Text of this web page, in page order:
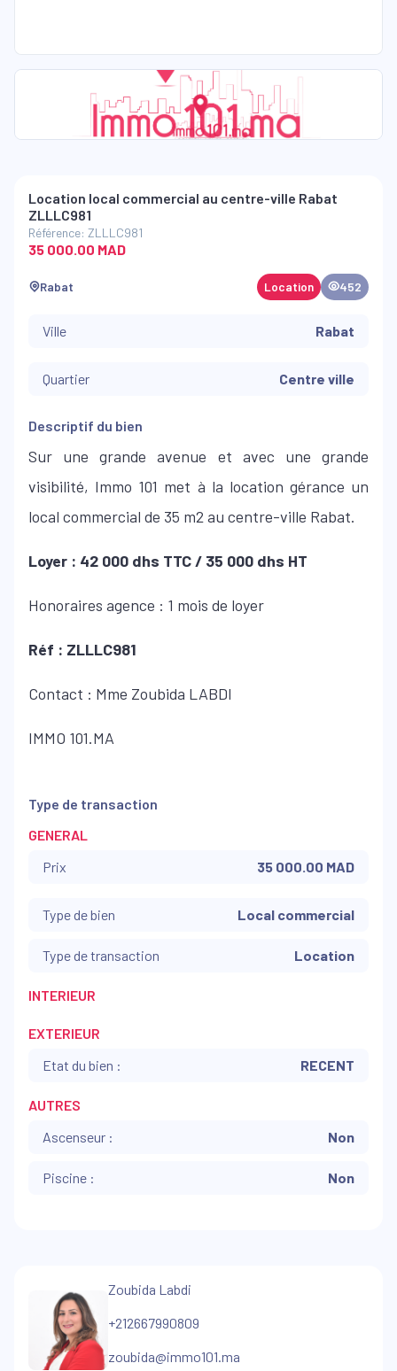
Location local commercial au centre-ville Rabat
ZLLLC981
Référence: ZLLLC981
35 000.00 MAD
Rabat Location 452
Ville Rabat
Quartier Centre ville
Descriptif du bien
Sur une grande avenue et avec une grande
visibilité, Immo 101 met à la location gérance un
local commercial de 35 m2 au centre-ville Rabat.
Loyer : 42 000 dhs TTC / 35 000 dhs HT
Honoraires agence : 1 mois de loyer
Réf : ZLLLC981
Contact : Mme Zoubida LABDI
IMMO 101.MA
Type de transaction
GENERAL
Prix
35 000.00 MAD
Type de bien Local commercial
Type de transaction Location
INTERIEUR
EXTERIEUR
Etat du bien :
RECENT
AUTRES
Ascenseur :
Non
Piscine : Non
Zoubida Labdi
+212667990809
zoubida@immo101.ma